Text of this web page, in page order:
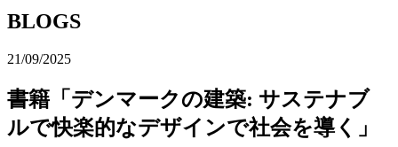
BLOGS
21/09/2025
書籍「デンマークの建築: サステナブ
ルで快楽的なデザインで社会を導く」